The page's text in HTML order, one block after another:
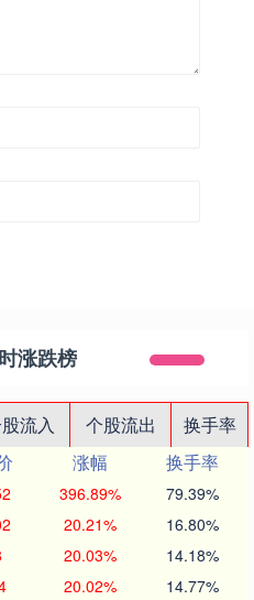
涨跌榜
流入 个股流出
换手率
涨幅
换手率
396.89% 79.39%
20.21% 16.80%
20.03% 14.18%
20.02% 14.77%